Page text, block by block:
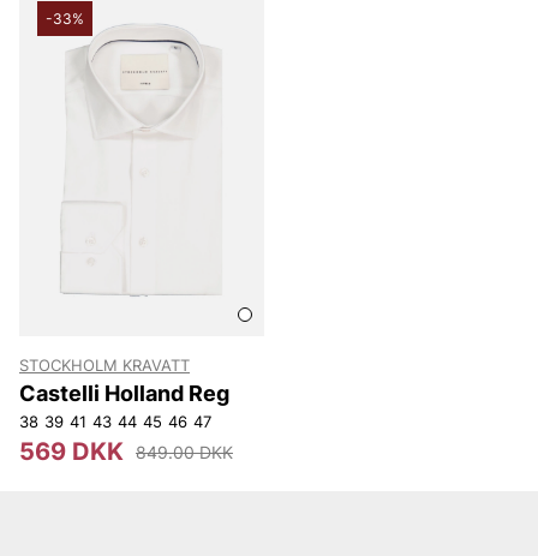
-33%
STOCKHOLM KRAVATT
Castelli Holland Reg
38 39 41 43 44 45 46 47
569 DKK 849.00 DKK